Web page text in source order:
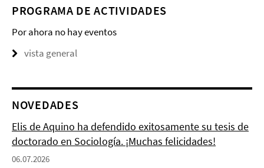
PROGRAMA DE ACTIVIDADES
Por ahora no hay eventos
vista general
NOVEDADES
Elis de Aquino ha defendido exitosamente su tesis de
doctorado en Sociología. ¡Muchas felicidades!
06.07.2026